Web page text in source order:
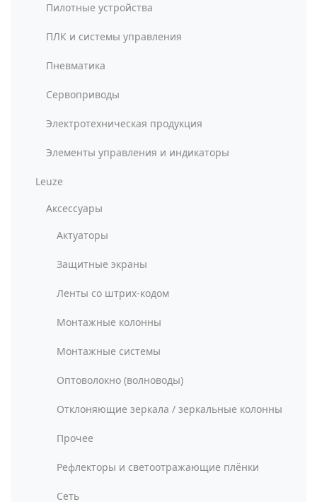
Пилотные устройства
ПЛК и системы управления
Пневматика
Сервоприводы
Электротехническая продукция
Элементы управления и индикаторы
Leuze
Аксессуары
Актуаторы
Защитные экраны
Ленты со штрих-кодом
Монтажные колонны
Монтажные системы
Оптоволокно (волноводы)
Отклоняющие зеркала / зеркальные колонны
Прочее
Рефлекторы и светоотражающие плёнки
Сеть